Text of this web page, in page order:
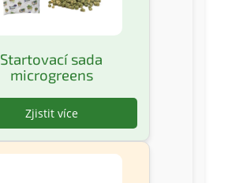
Startovací sada
microgreens
Zjistit více